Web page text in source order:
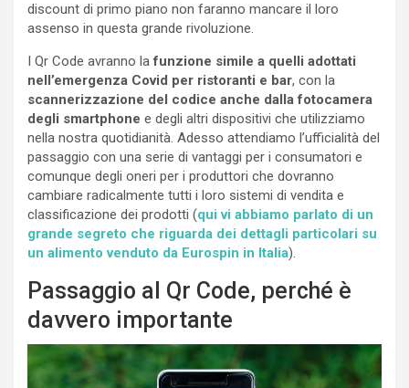
discount di primo piano non faranno mancare il loro
assenso in questa grande rivoluzione.
I Qr Code avranno lafunzione simile a quelli adottati
nell’emergenza Covid per ristoranti e bar, con la
scannerizzazione del codice anche dalla fotocamera
degli smartphone e degli altri dispositivi che utilizziamo
nella nostra quotidianità. Adesso attendiamo l’ufficialità del
passaggio con una serie di vantaggi per i consumatori e
comunque degli oneri per i produttori che dovranno
cambiare radicalmente tutti i loro sistemi di vendita e
classificazione dei prodotti (qui vi abbiamo parlato di un
grande segreto che riguarda dei dettagli particolari su
un alimento venduto da Eurospin in Italia).
Passaggio al Qr Code, perché è
davvero importante